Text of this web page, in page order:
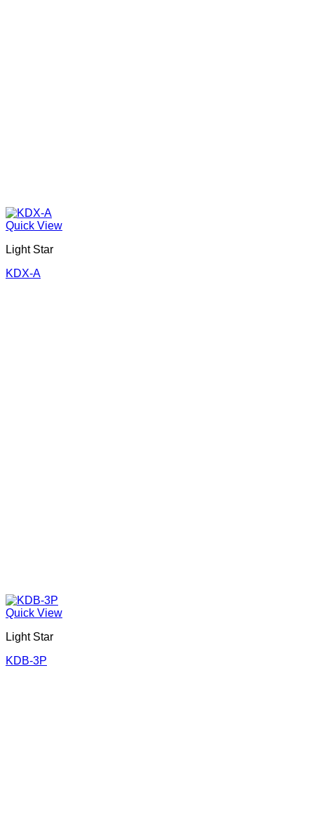
Quick View
Light Star
KDX-A
Quick View
Light Star
KDB-3P